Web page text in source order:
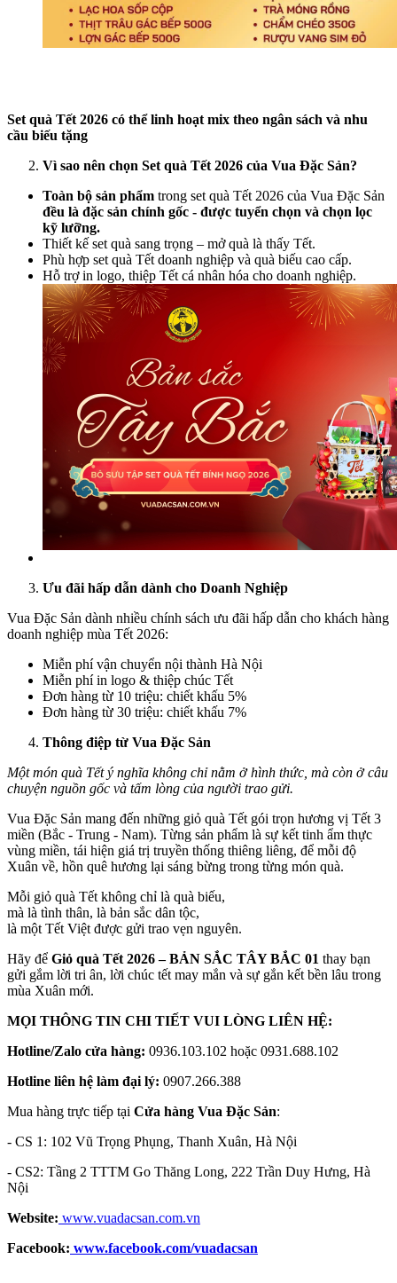
Set quà Tết 2026 có thể linh hoạt mix theo ngân sách và nhu
cầu biếu tặng
Vì sao nên chọn Set quà Tết 2026 của Vua Đặc Sản?
Toàn bộ sản phẩm trong set quà Tết 2026 của Vua Đặc Sản
đều là đặc sản chính gốc - được tuyển chọn và chọn lọc
kỹ lưỡng.
Thiết kế set quà sang trọng – mở quà là thấy Tết.
Phù hợp set quà Tết doanh nghiệp và quà biếu cao cấp.
Hỗ trợ in logo, thiệp Tết cá nhân hóa cho doanh nghiệp.
Ưu đãi hấp dẫn dành cho Doanh Nghiệp
Vua Đặc Sản dành nhiều chính sách ưu đãi hấp dẫn cho khách hàng
doanh nghiệp mùa Tết 2026:
Miễn phí vận chuyển nội thành Hà Nội
Miễn phí in logo & thiệp chúc Tết
Đơn hàng từ 10 triệu: chiết khấu 5%
Đơn hàng từ 30 triệu: chiết khấu 7%
Thông điệp từ Vua Đặc Sản
Một món quà Tết ý nghĩa không chỉ nằm ở hình thức, mà còn ở câu
chuyện nguồn gốc và tấm lòng của người trao gửi.
Vua Đặc Sản mang đến những giỏ quà Tết gói trọn hương vị Tết 3
miền (Bắc - Trung - Nam). Từng sản phẩm là sự kết tinh ẩm thực
vùng miền, tái hiện giá trị truyền thống thiêng liêng, để mỗi độ
Xuân về, hồn quê hương lại sáng bừng trong từng món quà.
Mỗi giỏ quà Tết không chỉ là quà biếu,
mà là tình thân, là bản sắc dân tộc,
là một Tết Việt được gửi trao vẹn nguyên.
Hãy để Giỏ quà Tết 2026 – BẢN SẮC TÂY BẮC 01 thay bạn
gửi gắm lời tri ân, lời chúc tết may mắn và sự gắn kết bền lâu trong
mùa Xuân mới.
MỌI THÔNG TIN CHI TIẾT VUI LÒNG LIÊN HỆ:
Hotline/Zalo cửa hàng: 0936.103.102 hoặc 0931.688.102
Hotline liên hệ làm đại lý: 0907.266.388
Mua hàng trực tiếp tại Cửa hàng Vua Đặc Sản:
- CS 1: 102 Vũ Trọng Phụng, Thanh Xuân, Hà Nội
- CS2: Tầng 2 TTTM Go Thăng Long, 222 Trần Duy Hưng, Hà
Nội
Website: www.vuadacsan.com.vn
Facebook: www.facebook.com/vuadacsan